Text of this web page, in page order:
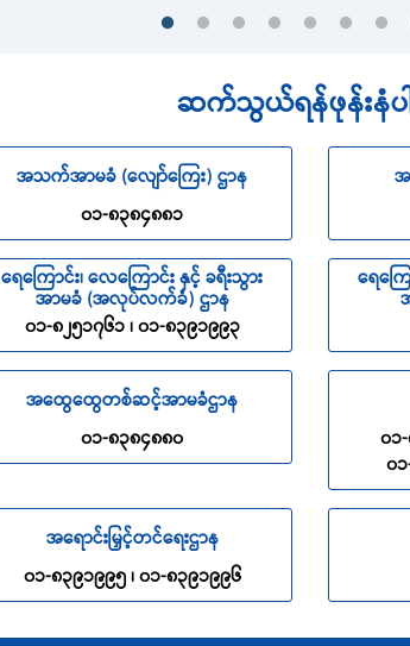
ဆက်သွယ်ရန်ဖုန်းနံ
အသက်အာမခံ (လျော်ကြေး) ဌာန
၀၁-၈၃၈၄၈၈၁
ရေကြောင်း၊ လေကြောင်း နှင့် ခရီးသွား
အာမခံ (အလုပ်လက်ခံ) ဌာန
၀၁-၈၂၅၁၇၆၁ ၊ ၀၁-၈၃၉၁၉၉၃
ရေကြ
အထွေထွေတစ်ဆင့်အာမခံဌာန
၀၁-၈၃၈၄၈၈၀
၀၁
၀
အရောင်းမြှင့်တင်ရေးဌာန
၀၁-၈၃၉၁၉၉၅ ၊ ၀၁-၈၃၉၁၉၉၆